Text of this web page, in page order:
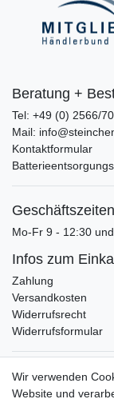
Beratung +
Tel: +49 (0) 2566/
Mail:
Kontaktformular
Geschäftszeiten
Mo-Fr 9 - 12:30
Infos zum
Zahlung
Versandkosten
Widerrufsrecht
Widerrufsformular
bei der Landbell AG
Wir verwenden
Website und